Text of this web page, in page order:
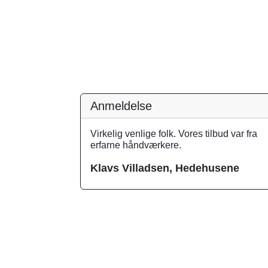
Anmeldelse
Virkelig venlige folk. Vores tilbud var fra
erfarne håndværkere.
Klavs Villadsen, Hedehusene